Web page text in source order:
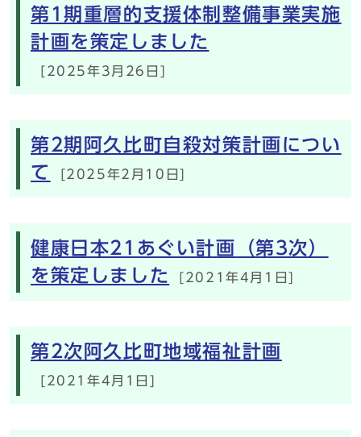
第1期重層的支援体制整備事業実施
計画を策定しました
[2025年3月26日]
第2期阿久比町自殺対策計画につい
て
[2025年2月10日]
健康日本21あぐい計画（第3次）
を策定しました
[2021年4月1日]
第2次阿久比町地域福祉計画
[2021年4月1日]